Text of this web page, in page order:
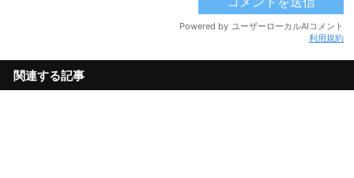
利用規約
関連する記事